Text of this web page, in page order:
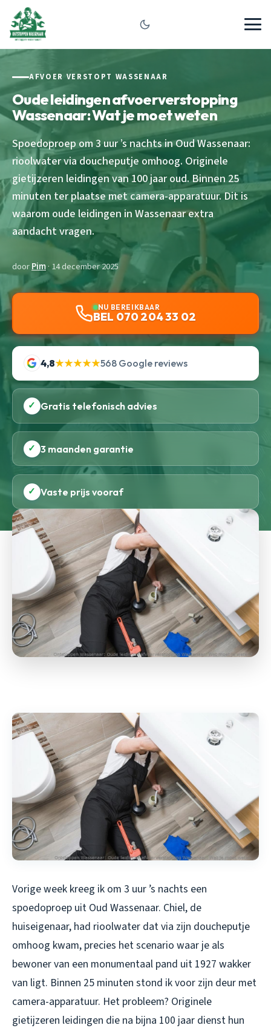
AFVOER VERSTOPT WASSENAAR
Oude leidingen afvoerverstopping
Wassenaar: Wat je moet weten
Spoedoproep om 3 uur ’s nachts in Oud Wassenaar:
rioolwater via doucheputje omhoog. Originele
gietijzeren leidingen van 100 jaar oud. Binnen 25
minuten ter plaatse met camera-apparatuur. Dit is
waarom oude leidingen in Wassenaar extra
aandacht vragen.
doorPim· 14 december 2025
NU BEREIKBAAR
BEL 070 204 33 02
4,8★★★★★568 Google reviews
✓ Gratis telefonisch advies
✓ 3 maanden garantie
✓ Vaste prijs vooraf
Vorige week kreeg ik om 3 uur ’s nachts een
spoedoproep uit Oud Wassenaar. Chiel, de
huiseigenaar, had rioolwater dat via zijn doucheputje
omhoog kwam, precies het scenario waar je als
bewoner van een monumentaal pand uit 1927 wakker
van ligt. Binnen 25 minuten stond ik voor zijn deur met
camera-apparatuur. Het probleem? Originele
gietijzeren leidingen die na bijna 100 jaar dienst hun